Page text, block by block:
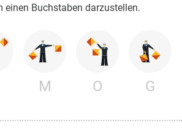
einen Buchstaben darzustellen.
M O G